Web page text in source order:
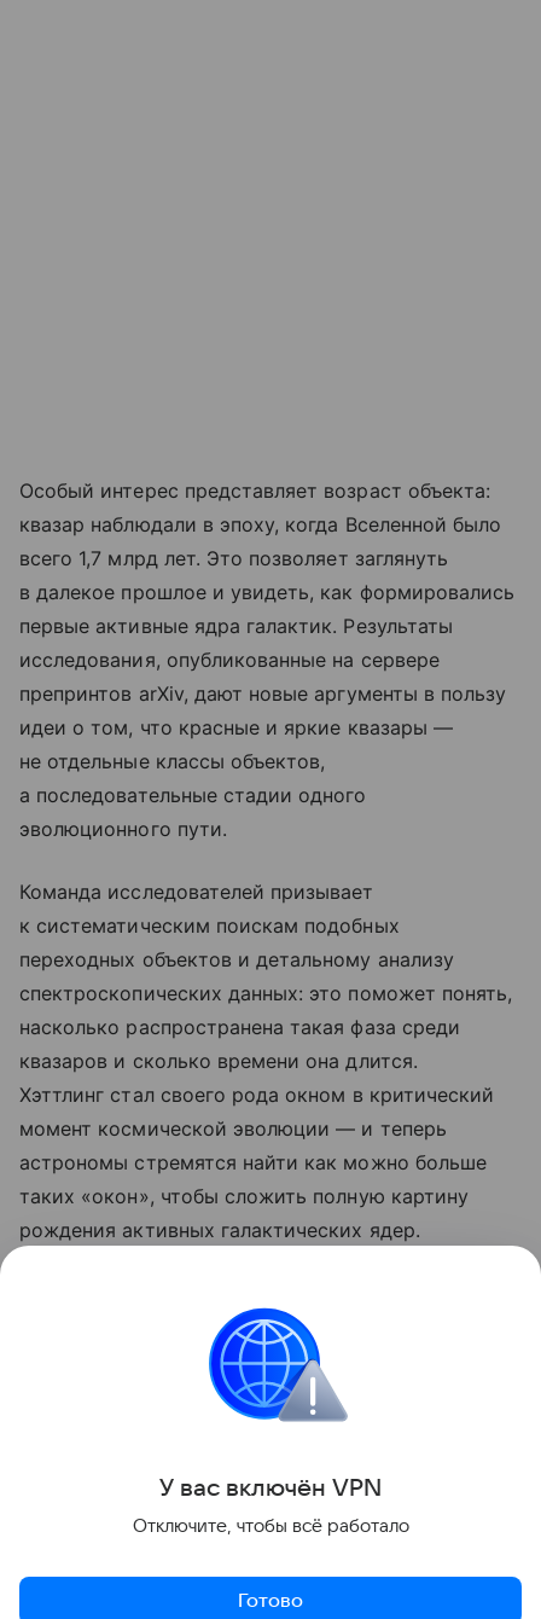
Особый интерес представляет возраст объекта:
квазар наблюдали в эпоху, когда Вселенной было
всего 1,7 млрд лет. Это позволяет заглянуть
в далекое прошлое и увидеть, как формировались
первые активные ядра галактик. Результаты
исследования, опубликованные на сервере
препринтов arXiv, дают новые аргументы в пользу
идеи о том, что красные и яркие квазары —
не отдельные классы объектов,
а последовательные стадии одного
эволюционного пути.
Команда исследователей призывает
к систематическим поискам подобных
переходных объектов и детальному анализу
спектроскопических данных: это поможет понять,
насколько распространена такая фаза среди
квазаров и сколько времени она длится.
Хэттлинг стал своего рода окном в критический
момент космической эволюции — и теперь
астрономы стремятся найти как можно больше
таких «окон», чтобы сложить полную картину
рождения активных галактических ядер.
«Евклид» обнаружил самые древние квазары во
У вас включён VPN
Отключите, чтобы всё работало
Готово